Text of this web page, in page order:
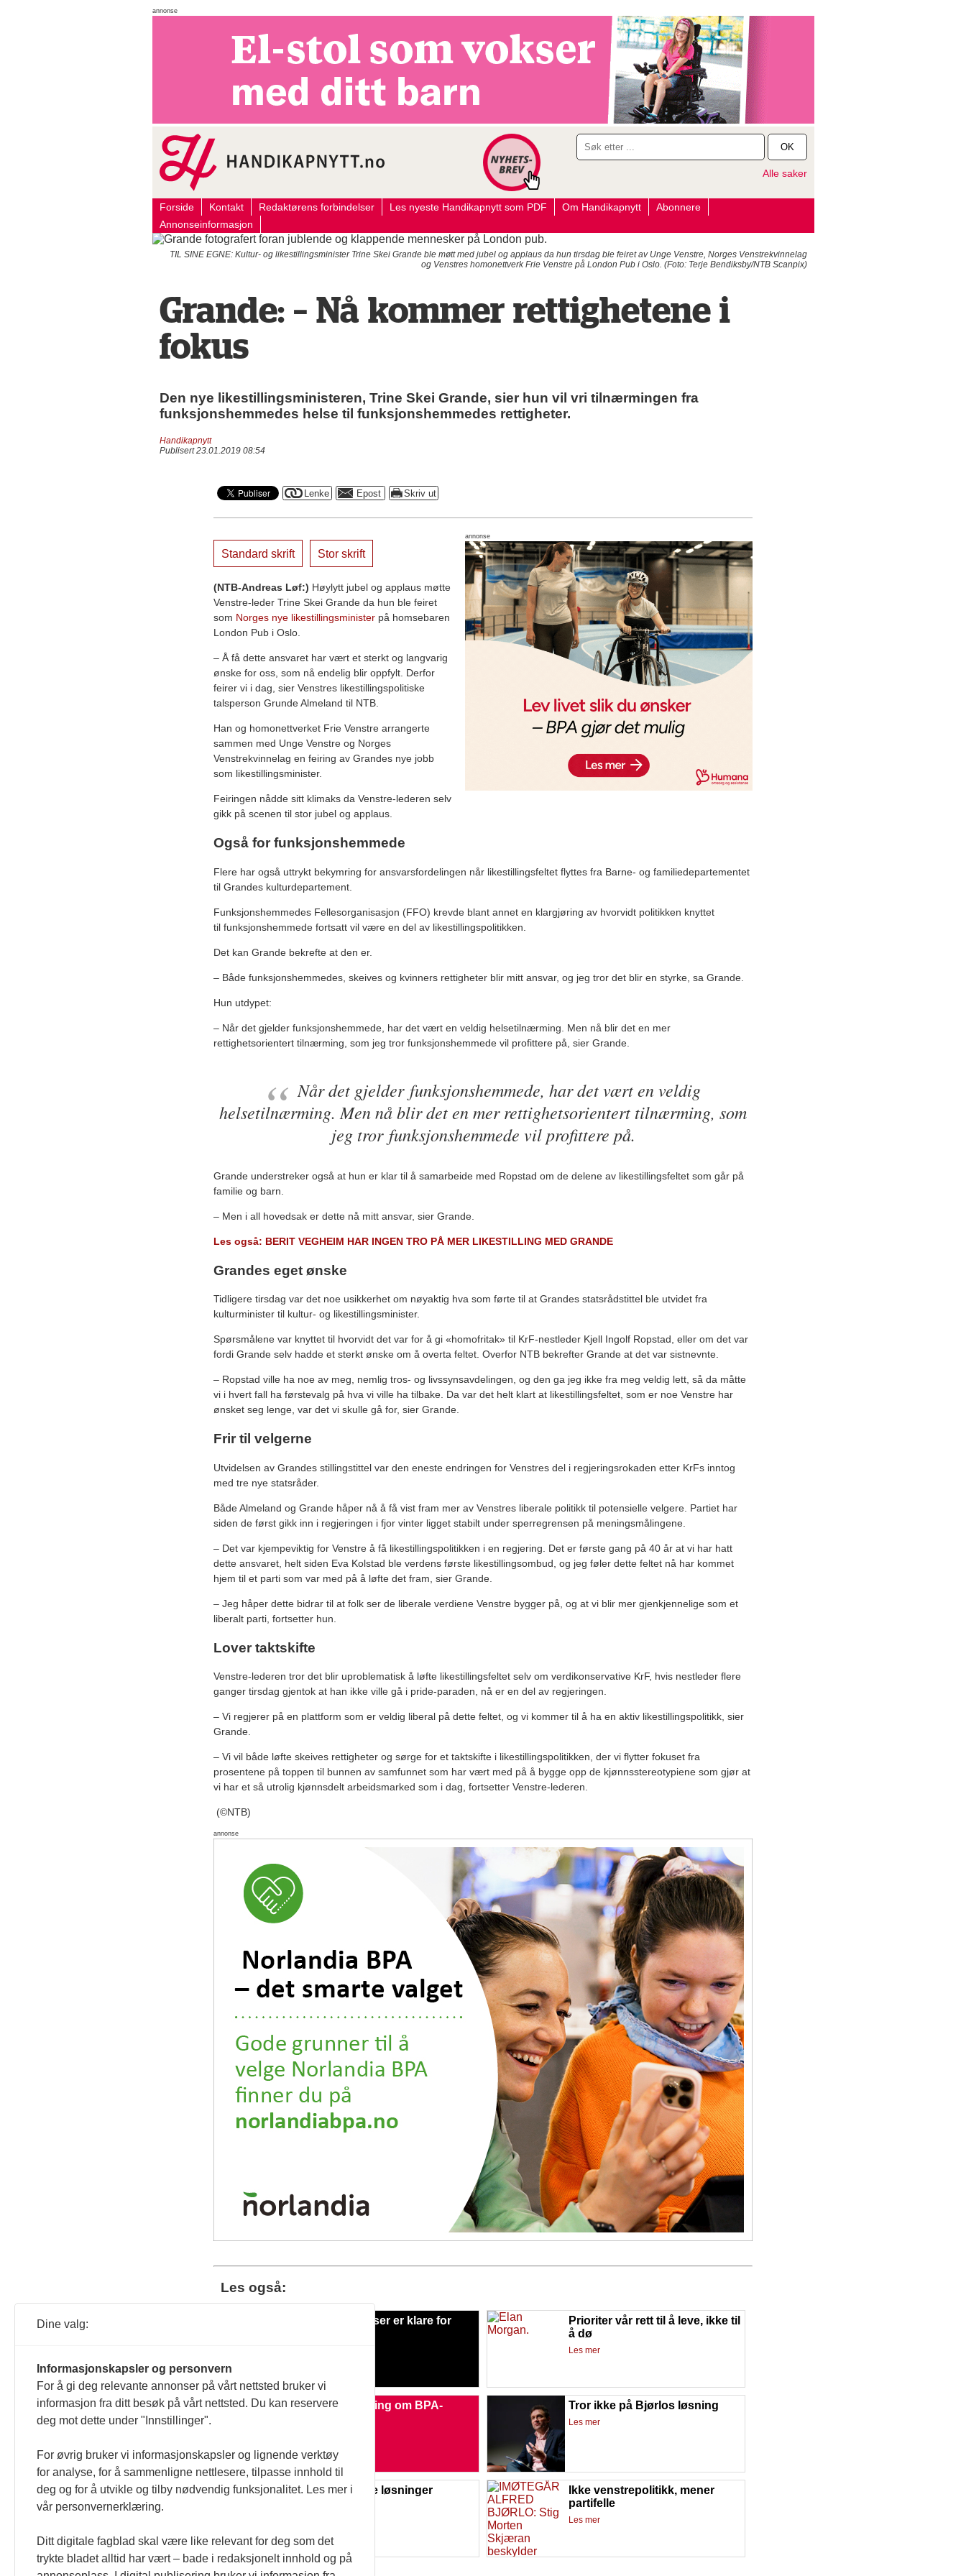
annonse
OK
Alle saker
Forside Kontakt Redaktørens forbindelser Les nyeste Handikapnytt som PDF Om Handikapnytt
Abonnere
Annonseinformasjon
TIL SINE EGNE: Kultur- og likestillingsminister Trine Skei Grande ble møtt med jubel og applaus da hun tirsdag ble feiret av Unge Venstre, Norges Venstrekvinnelag
og Venstres homonettverk Frie Venstre på London Pub i Oslo. (Foto: Terje Bendiksby/NTB Scanpix)
Grande: – Nå kommer rettighetene i
fokus
Den nye likestillingsministeren, Trine Skei Grande, sier hun vil vri tilnærmingen fra
funksjonshemmedes helse til funksjonshemmedes rettigheter.
Handikapnytt
Publisert 23.01.2019 08:54
annonse
Standard skrift Stor skrift
(NTB-Andreas Løf:) Høylytt jubel og applaus møtte
Venstre-leder Trine Skei Grande da hun ble feiret
som Norges nye likestillingsminister på homsebaren
London Pub i Oslo.
– Å få dette ansvaret har vært et sterkt og langvarig
ønske for oss, som nå endelig blir oppfylt. Derfor
feirer vi i dag, sier Venstres likestillingspolitiske
talsperson Grunde Almeland til NTB.
Han og homonettverket Frie Venstre arrangerte
sammen med Unge Venstre og Norges
Venstrekvinnelag en feiring av Grandes nye jobb
som likestillingsminister.
Feiringen nådde sitt klimaks da Venstre-lederen selv
gikk på scenen til stor jubel og applaus.
Også for funksjonshemmede
Flere har også uttrykt bekymring for ansvarsfordelingen når likestillingsfeltet flyttes fra Barne- og familiedepartementet
til Grandes kulturdepartement.
Funksjonshemmedes Fellesorganisasjon (FFO) krevde blant annet en klargjøring av hvorvidt politikken knyttet
til funksjonshemmede fortsatt vil være en del av likestillingspolitikken.
Det kan Grande bekrefte at den er.
– Både funksjonshemmedes, skeives og kvinners rettigheter blir mitt ansvar, og jeg tror det blir en styrke, sa Grande.
Hun utdypet:
– Når det gjelder funksjonshemmede, har det vært en veldig helsetilnærming. Men nå blir det en mer
rettighetsorientert tilnærming, som jeg tror funksjonshemmede vil profittere på, sier Grande.
Når det gjelder funksjonshemmede, har det vært en veldig
helsetilnærming. Men nå blir det en mer rettighetsorientert tilnærming, som
jeg tror funksjonshemmede vil profittere på.
Grande understreker også at hun er klar til å samarbeide med Ropstad om de delene av likestillingsfeltet som går på
familie og barn.
– Men i all hovedsak er dette nå mitt ansvar, sier Grande.
Les også: BERIT VEGHEIM HAR INGEN TRO PÅ MER LIKESTILLING MED GRANDE
Grandes eget ønske
Tidligere tirsdag var det noe usikkerhet om nøyaktig hva som førte til at Grandes statsrådstittel ble utvidet fra
kulturminister til kultur- og likestillingsminister.
Spørsmålene var knyttet til hvorvidt det var for å gi «homofritak» til KrF-nestleder Kjell Ingolf Ropstad, eller om det var
fordi Grande selv hadde et sterkt ønske om å overta feltet. Overfor NTB bekrefter Grande at det var sistnevnte.
– Ropstad ville ha noe av meg, nemlig tros- og livssynsavdelingen, og den ga jeg ikke fra meg veldig lett, så da måtte
vi i hvert fall ha førstevalg på hva vi ville ha tilbake. Da var det helt klart at likestillingsfeltet, som er noe Venstre har
ønsket seg lenge, var det vi skulle gå for, sier Grande.
Frir til velgerne
Utvidelsen av Grandes stillingstittel var den eneste endringen for Venstres del i regjeringsrokaden etter KrFs inntog
med tre nye statsråder.
Både Almeland og Grande håper nå å få vist fram mer av Venstres liberale politikk til potensielle velgere. Partiet har
siden de først gikk inn i regjeringen i fjor vinter ligget stabilt under sperregrensen på meningsmålingene.
– Det var kjempeviktig for Venstre å få likestillingspolitikken i en regjering. Det er første gang på 40 år at vi har hatt
dette ansvaret, helt siden Eva Kolstad ble verdens første likestillingsombud, og jeg føler dette feltet nå har kommet
hjem til et parti som var med på å løfte det fram, sier Grande.
– Jeg håper dette bidrar til at folk ser de liberale verdiene Venstre bygger på, og at vi blir mer gjenkjennelige som et
liberalt parti, fortsetter hun.
Lover taktskifte
Venstre-lederen tror det blir uproblematisk å løfte likestillingsfeltet selv om verdikonservative KrF, hvis nestleder flere
ganger tirsdag gjentok at han ikke ville gå i pride-paraden, nå er en del av regjeringen.
– Vi regjerer på en plattform som er veldig liberal på dette feltet, og vi kommer til å ha en aktiv likestillingspolitikk, sier
Grande.
– Vi vil både løfte skeives rettigheter og sørge for et taktskifte i likestillingspolitikken, der vi flytter fokuset fra
prosentene på toppen til bunnen av samfunnet som har vært med på å bygge opp de kjønnsstereotypiene som gjør at
vi har et så utrolig kjønnsdelt arbeidsmarked som i dag, fortsetter Venstre-lederen.
(©NTB)
annonse
Les også:
Skeive Funkiser er klare for
Prioriter vår rett til å leve, ikke til
å dø
Les mer
Venstre slår ring om BPA-
Tror ikke på Bjørlos løsning
Les mer
Vil utvikle nye løsninger
Ikke venstrepolitikk, mener
partifelle
Les mer
Dine valg:
Informasjonskapsler og personvern
For å gi deg relevante annonser på vårt nettsted bruker vi
informasjon fra ditt besøk på vårt nettsted. Du kan reservere
deg mot dette under "Innstillinger".
For øvrig bruker vi informasjonskapsler og lignende verktøy
for analyse, for å sammenligne nettlesere, tilpasse innhold til
deg og for å utvikle og tilby nødvendig funksjonalitet. Les mer i
vår personvernerklæring.
Ditt digitale fagblad skal være like relevant for deg som det
trykte bladet alltid har vært – bade i redaksjonelt innhold og på